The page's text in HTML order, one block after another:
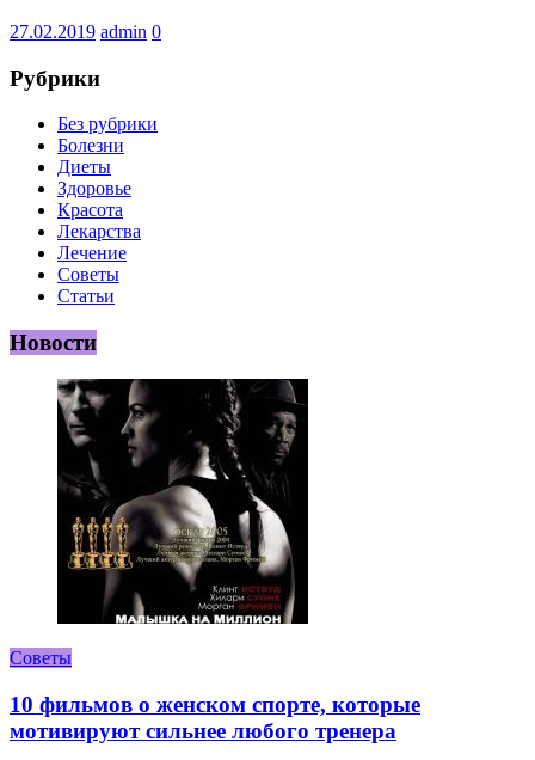
27.02.2019 admin 0
Рубрики
Без рубрики
Болезни
Диеты
Здоровье
Красота
Лекарства
Лечение
Советы
Статьи
Новости
Советы
10 фильмов о женском спорте, которые
мотивируют сильнее любого тренера